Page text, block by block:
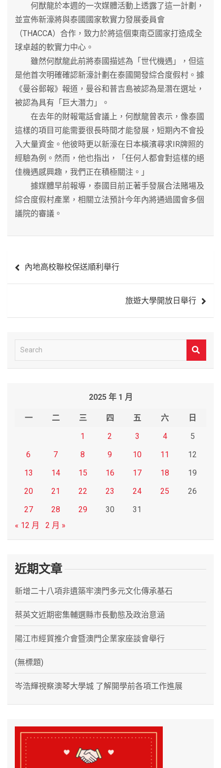
何猷龍於本週的一次媒體活動上透露了這一計劃，
並宣佈新濠將與泰國國家軟實力發展委員會
（THACCA）合作，致力於將這個東南亞國家打造成全
球卓越的軟實力中心。
雖然何猷龍此前將泰國描述為「世代機遇」，但這
是他首次明確確認新濠計劃在泰國開發綜合度假村。據
《曼谷郵報》報道，曼谷和普吉島被認為是潛在選址，
被認為具有「巨大潛力」。
在去年的財報電話會議上，何猷龍曾表示，像泰國
這樣的項目可能需要很長時間才能發展，短期內不會投
入大量資金。他彼時更以新濠在日本橫濱尋求IR牌照的
經驗為例。然而，他也指出，「任何人都會對這樣的絕
佳機遇感興趣，我們正在積極關注。」
據媒體早前報導，泰國目前正著手發展合法賭場及
綜合度假村產業，相關立法預計今年內將通過國會多個
議院的審議。
章
內地高校聯校保送順利舉行
旅遊大學開放日舉行
e
2025 年 1 月
一 二 三 四 五 六
日
1
2 3 4
5
6
7 8 9 10 11
12
13
14 15 16 17 18
19
20
21 22 23 24 25
26
27
28 29 30
31
« 12 月
2 月 »
近期文章
新增二十八項非遺築牢澳門多元文化傳承基石
蔡英文近期密集輔選縣市長動態及政治意涵
陽江市經貿推介會暨澳門企業家座談會舉行
(無標題)
岑浩輝視察澳琴大學城 了解開學前各項工作進展